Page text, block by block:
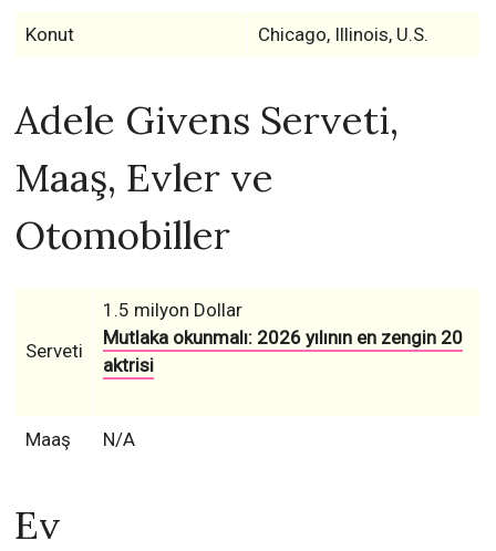
Konut Chicago, Illinois, U.S.
Adele Givens Serveti,
Maaş, Evler ve
Otomobiller
Serveti
1.5 milyon Dollar
Mutlaka okunmalı: 2026 yılının en zengin 20
aktrisi
Maaş N/A
Ev